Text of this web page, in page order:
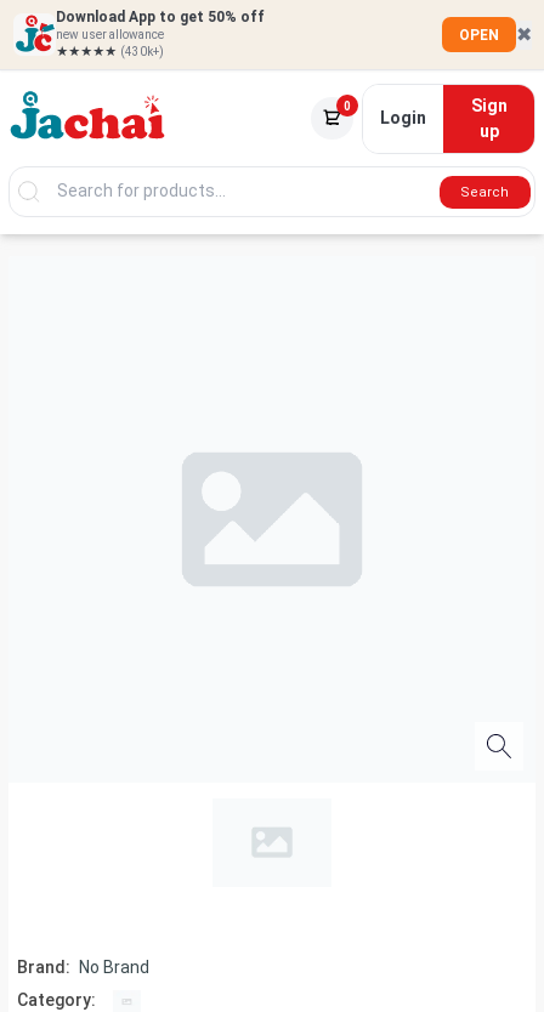
Download App to get 50% off
new user allowance
★★★★★ (430k+)
OPEN ✖
0
Login
Sign
up
Search
Brand:
No Brand
Category: